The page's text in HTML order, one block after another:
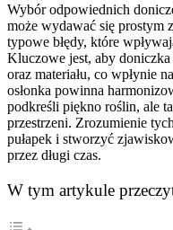
Wybór odpowiednich
może wydawać się prostym
typowe błędy, które
Kluczowe jest, aby doniczka
oraz materiału, co wpłynie
osłonka powinna
podkreśli piękno roślin, ale
przestrzeni. Zrozumienie
pułapek i stworzyć
przez długi czas.
W tym artykule